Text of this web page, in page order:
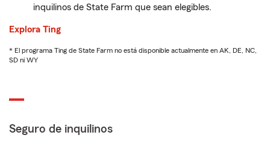
inquilinos de State Farm que sean elegibles.
Explora Ting
* El programa Ting de State Farm no está disponible actualmente en AK, DE, NC,
SD ni WY
Seguro de inquilinos